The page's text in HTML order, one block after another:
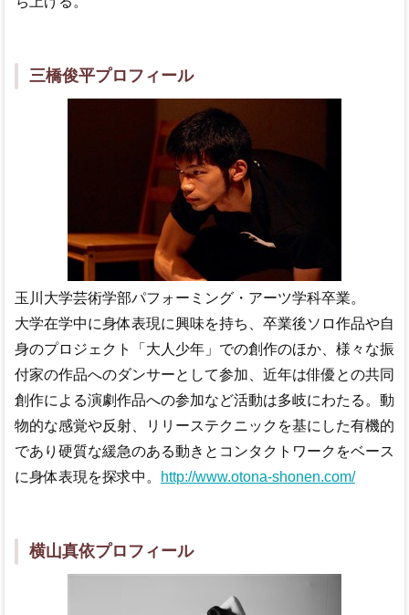
三橋俊平プロフィール
玉川大学芸術学部パフォーミング・アーツ学科卒業。
大学在学中に身体表現に興味を持ち、卒業後ソロ作品や自
身のプロジェクト「大人少年」での創作のほか、様々な振
付家の作品へのダンサーとして参加、近年は俳優との共同
創作による演劇作品への参加など活動は多岐にわたる。動
物的な感覚や反射、リリーステクニックを基にした有機的
であり硬質な緩急のある動きとコンタクトワークをベース
に身体表現を探求中。
http://www.otona-shonen.com/
横山真依プロフィール